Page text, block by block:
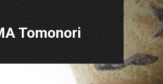
Tomonori